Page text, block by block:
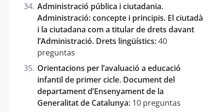
Administració pública i ciutadania.
Administració: concepte i principis. El ciutadà
i la ciutadana com a titular de drets davant
l’Administració. Drets lingüístics:40
preguntas
Orientacions per l’avaluació a educació
infantil de primer cicle. Document del
departament d’Ensenyament de la
Generalitat de Catalunya: 10 preguntas